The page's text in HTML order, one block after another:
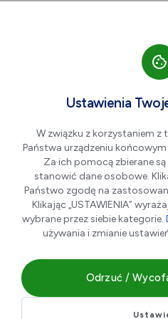
"Złote
kolorowe
Wystawa malarstwa Jotoczuły
Ustawienia
W związku z korzystaniem
Państwa urządzeniu
Za ich pomocą zbierane
stanowić dane osobowe.
Państwo zgodę na
Klikając „USTAWIENIA”
wybrane przez siebie kategorie.
używania i zmianie
Odrzuć /